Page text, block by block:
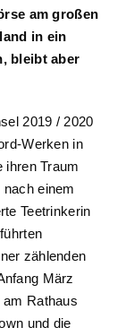
am großen
in ein
bleibt aber
2019 / 2020
Werken in
ihren Traum
einem
Teetrinkerin
zählenden
März
am Rathaus
und die